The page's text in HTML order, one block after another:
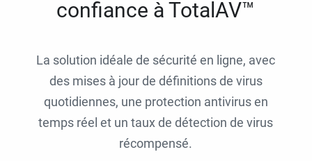
confiance à TotalAV™
La solution idéale de sécurité en ligne, avec
des mises à jour de définitions de virus
quotidiennes, une protection antivirus en
temps réel et un taux de détection de virus
récompensé.